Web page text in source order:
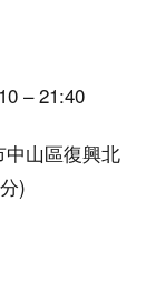
– 21:40
中山區復興北
)